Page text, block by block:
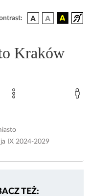
Kraków
IX 2024-2029
TEŻ: